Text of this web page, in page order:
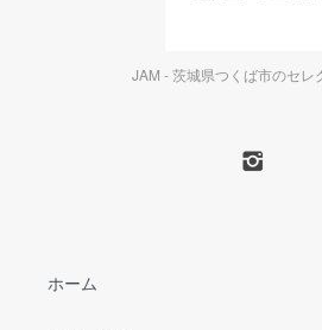
JAM - 茨城県つくば市のセレ
ホーム